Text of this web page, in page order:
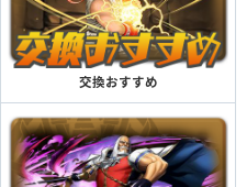
交換おすすめ